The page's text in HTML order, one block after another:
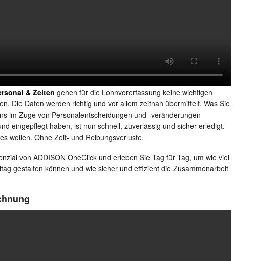
& Zeiten gehen für die Lohnvorerfassung keine wichtigen
Die Daten werden richtig und vor allem zeitnah übermittelt. Was Sie
im Zuge von Personalentscheidungen und -veränderungen
eingepflegt haben, ist nun schnell, zuverlässig und sicher erledigt.
wollen. Ohne Zeit- und Reibungsverluste.
von ADDISON OneClick und erleben Sie Tag für Tag, um wie viel
gestalten können und wie sicher und effizient die Zusammenarbeit